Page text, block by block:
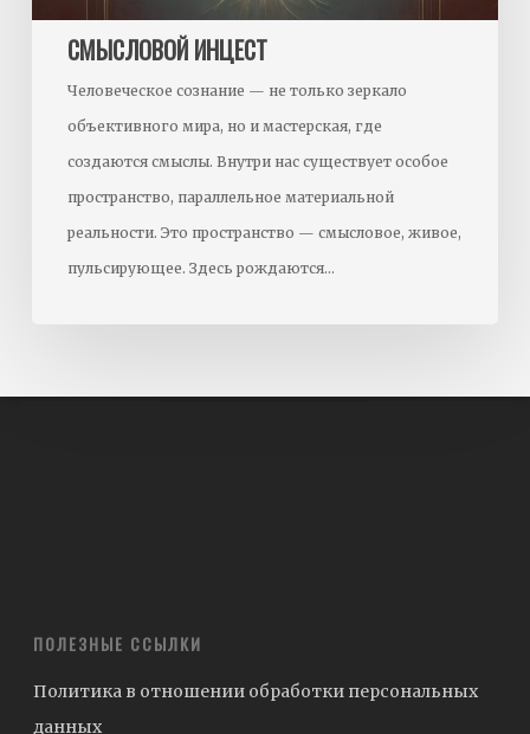
СМЫСЛОВОЙ ИНЦЕСТ
Человеческое сознание — не только зеркало
объективного мира, но и мастерская, где
создаются смыслы. Внутри нас существует особое
пространство, параллельное материальной
реальности. Это пространство — смысловое, живое,
пульсирующее. Здесь рождаются…
ПОЛЕЗНЫЕ ССЫЛКИ
Политика в отношении обработки персональных
данных